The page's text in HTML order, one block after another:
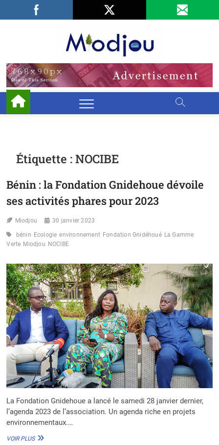
Facebook
LinkedIn
Étiquette :NOCIBE
Bénin : la Fondation Gnidehoue dévoile
ses activités phares pour 2023
Miodjou 30 janvier 2023
bénin Ecologie environnement Fondation Gnidéhoué La Gamme
Verte Miodjou NOCIBE
La Fondation Gnidehoue a lancé le samedi 28 janvier dernier,
l’agenda 2023 de l’association. Un agenda riche en projets
environnementaux.…
VOIR PLUSBÉNIN :